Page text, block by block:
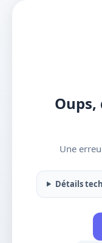
Oups,
Une
Détails